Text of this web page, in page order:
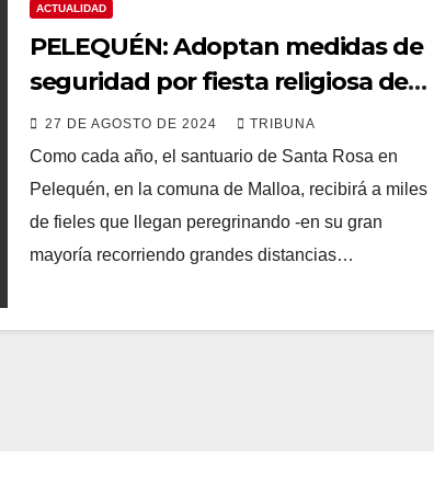
ACTUALIDAD
PELEQUÉN: Adoptan medidas de
seguridad por fiesta religiosa de
Santa Rosa de Lima
27 DE AGOSTO DE 2024 TRIBUNA
Como cada año, el santuario de Santa Rosa en
Pelequén, en la comuna de Malloa, recibirá a miles
de fieles que llegan peregrinando -en su gran
mayoría recorriendo grandes distancias…